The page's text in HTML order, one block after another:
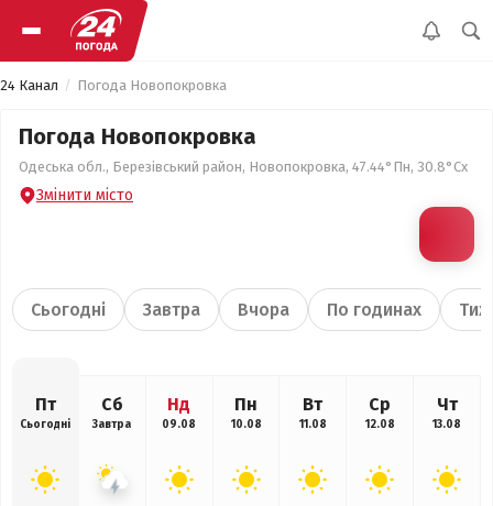
24 Канал Погода Новопокровка
Погода Новопокровка
Одеська обл., Березівський район, Новопокровка, 47.44°Пн, 30.8°Сх
Змінити місто
Сьогодні Завтра Вчора По годинах
Пт
Сьогодні
Сб
Завтра
Нд
09.08
Пн
10.08
Вт
11.08
Ср
12.08
Чт
13.08